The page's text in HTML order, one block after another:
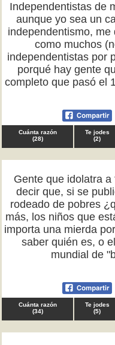
Independentistas de
aunque yo sea un
independentismo,
como muchos
independentistas por
porqué hay gente
completo que pasó el
Cuánta razón
(28)
Te jodes
(2)
Gente que idolatra
decir que, si se
rodeado de pobres
más, los niños que
importa una mierda
saber quién es, o
mundial de
Cuánta razón
(34)
Te jodes
(5)